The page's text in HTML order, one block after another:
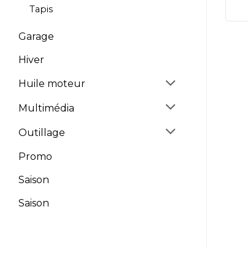
Tapis
Garage
Hiver
Huile moteur
Multimédia
Outillage
Promo
Saison
Saison